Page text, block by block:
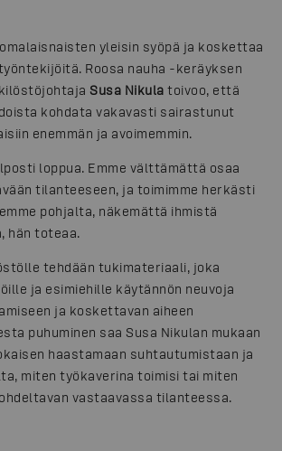
yleisin syöpä ja koskettaa
Roosa nauha -keräyksen
Susa Nikula toivoo, että
kohdata vakavasti sairastunut
enemmän ja avoimemmin.
loppua. Emme välttämättä osaa
tilanteeseen, ja toimimme herkästi
pohjalta, näkemättä ihmistä
hän toteaa.
tehdään tukimateriaali, joka
ja esimiehille käytännön neuvoja
ja koskettavan aiheen
puhuminen saa Susa Nikulan mukaan
haastamaan suhtautumistaan ja
miten työkaverina toimisi tai miten
vastaavassa tilanteessa.